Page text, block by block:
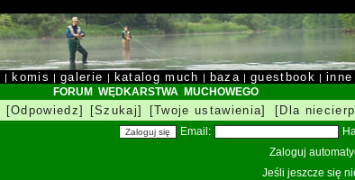
| komis |galerie | katalog much | baza | guestbook | inne
FORUM WĘDKARSTWA MUCHOWEGO
[Odpowiedz] [Szukaj] [Twoje ustawienia] [Dla
Email:
Zaloguj
Jeśli jeszcze się